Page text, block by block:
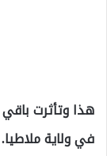
هذا وتأثرت
في ولاية ملاطيا.